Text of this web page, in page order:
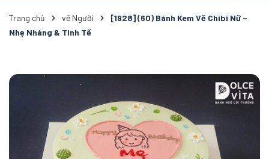
Trang chủ vẽ Người
[1928] (60) Bánh Kem Vẽ Chibi Nữ –
Nhẹ Nhàng & Tinh Tế